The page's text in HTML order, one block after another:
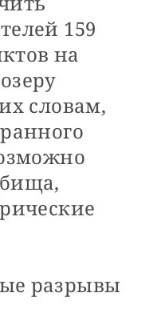
159
на
словам,
разрывы